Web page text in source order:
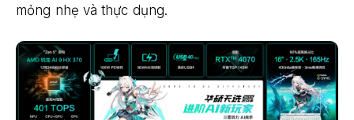
mỏng nhẹ và thực dụng.